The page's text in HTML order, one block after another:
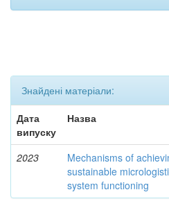
Знайдені матеріали:
Дата
випуску
Назва
2023
Mechanisms of
sustainable
system functioning